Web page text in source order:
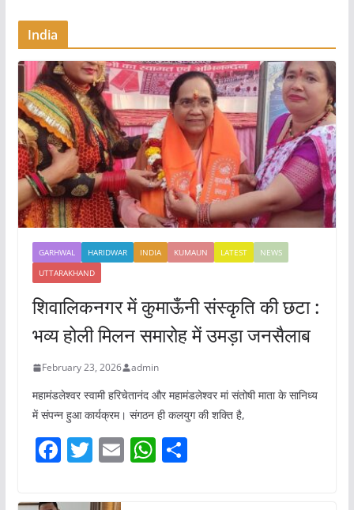
India
GARHWAL HARIDWAR INDIA KUMAUN LATEST
NEWS
UTTARAKHAND
शिवालिकनगर में कुमाऊँनी संस्कृति की छटा :
भव्य होली मिलन समारोह में उमड़ा जनसैलाब
February 23, 2026 admin
महामंडलेश्वर स्वामी हरिचेतानंद और महामंडलेश्वर मां संतोषी माता के सानिध्य
में संपन्न हुआ कार्यक्रम। संगठन ही कलयुग की शक्ति है,
F
c
T
itt
E W S